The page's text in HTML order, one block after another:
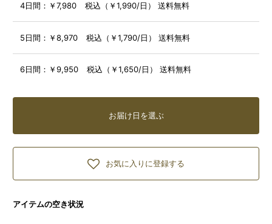
4日間： ￥7,980 税込（￥1,990/日） 送料無料
5日間： ￥8,970 税込（￥1,790/日） 送料無料
6日間： ￥9,950 税込（￥1,650/日） 送料無料
お届け日を選ぶ
お気に入りに登録する
アイテムの空き状況